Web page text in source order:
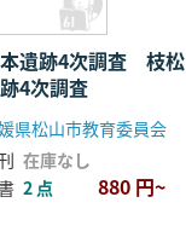
遺跡4次調査 枝松
4次調査
県松山市教育委員会
在庫なし
2 点 880 円~